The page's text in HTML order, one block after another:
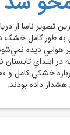
تصوير ناسا از
به طور کامل خشک
هوايي ديده
در ابتداي تابستان
هشدار داده بودند.